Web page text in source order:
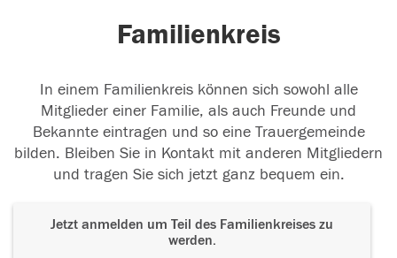
04.02.2024
Familienkreis
In einem Familienkreis können sich sowohl alle
Mitglieder einer Familie, als auch Freunde und
Bekannte eintragen und so eine Trauergemeinde
bilden. Bleiben Sie in Kontakt mit anderen Mitgliedern
und tragen Sie sich jetzt ganz bequem ein.
Jetzt anmelden um Teil des Familienkreises zu
werden.